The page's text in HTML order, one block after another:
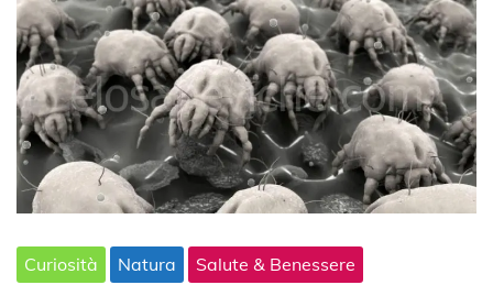
Curiosità Natura Salute & Benessere